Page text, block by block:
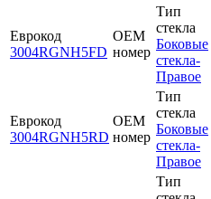
Еврокод
3004RGNH5FD
OEM
номер
Тип
стекла
Боковые
стекла-
Правое
Еврокод
3004RGNH5RD
OEM
номер
Тип
стекла
Боковые
стекла-
Правое
Тип